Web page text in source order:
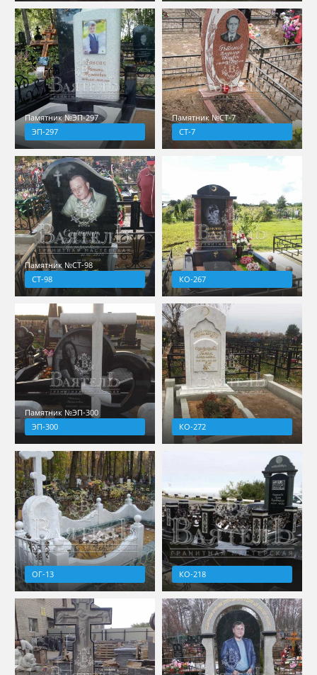
Памятник №ЭП-297
ЭП-297
Памятник №СТ-7
СТ-7
Памятник №СТ-98
СТ-98
КО-267
Памятник №ЭП-300
ЭП-300
КО-272
ОГ-13 КО-218